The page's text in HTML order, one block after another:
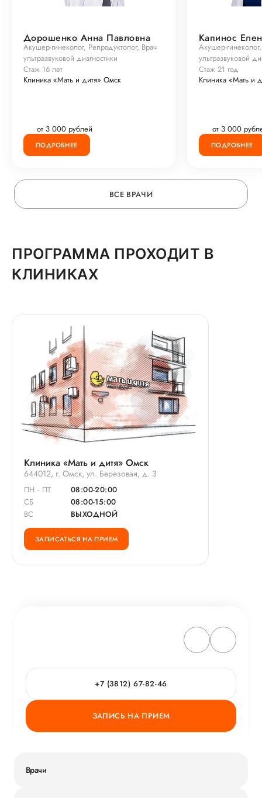
Дорошенко Анна Павловна
Акушер-гинеколог, Репродуктолог, Врач
ультразвуковой диагностики
Стаж 16 лет
Клиника «Мать и дитя» Омск
от 3 000 рублей
ПОДРОБНЕЕ
Капинос
Акушер-
ультразвуковой
Стаж 21 год
Клиника «Мать и
от 3 000
ПОДРОБНЕЕ
ВСЕ ВРАЧИ
ПРОГРАММА ПРОХОДИТ В
КЛИНИКАХ
Клиника «Мать и дитя» Омск
644012, г. Омск, ул. Березовая, д. 3
ПН - ПТ
08:00-20:00
СБ
08:00-15:00
ВС
ВЫХОДНОЙ
ЗАПИСАТЬСЯ НА ПРИЕМ
+7 (3812) 67-82-46
ЗАПИСЬ НА ПРИЕМ
Врачи